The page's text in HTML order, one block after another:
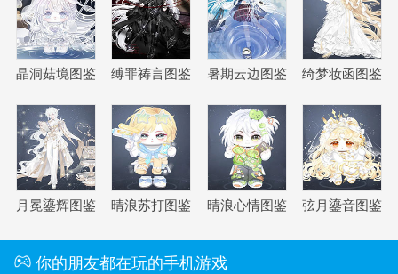
奥比岛手机版 搜 手
晶洞菇境图鉴 缚罪祷言图鉴 暑期云边图鉴 绮梦妆函图鉴
月冕鎏辉图鉴 晴浪苏打图鉴 晴浪心情图鉴 弦月鎏音图鉴
你的朋友都在玩的手机游戏